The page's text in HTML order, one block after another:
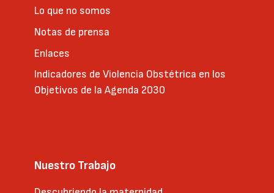
Lo que no somos
Notas de prensa
Enlaces
Indicadores de Violencia Obstétrica en los
Objetivos de la Agenda 2030
Nuestro Trabajo